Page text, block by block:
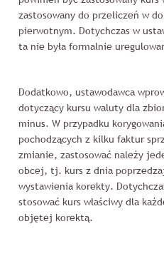
zastosowany do przeliczeń w
pierwotnym. Dotychczas w
ta nie była formalnie
Dodatkowo, ustawodawca
dotyczący kursu waluty dla
minus. W przypadku
pochodzących z kilku faktur
zmianie, zastosować należy
obcej, tj. kurs z dnia
wystawienia korekty.
stosować kurs właściwy dla
objętej korektą.